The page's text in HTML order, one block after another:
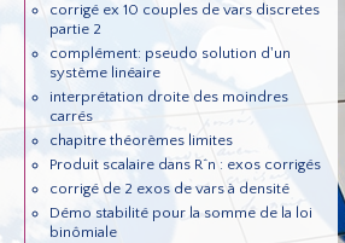
corrigé ex 10 couples de vars discretes
partie 2
complément: pseudo solution d'un
système linéaire
interprétation droite des moindres
carrés
chapitre théorèmes limites
Produit scalaire dans R^n : exos corrigés
corrigé de 2 exos de vars à densité
Démo stabilité pour la somme de la loi
binômiale